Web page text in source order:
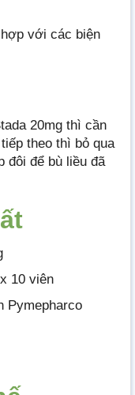
với các biện
20mg thì cần
theo thì bỏ qua
đôi để bù liều đã
10 viên
Pymepharco